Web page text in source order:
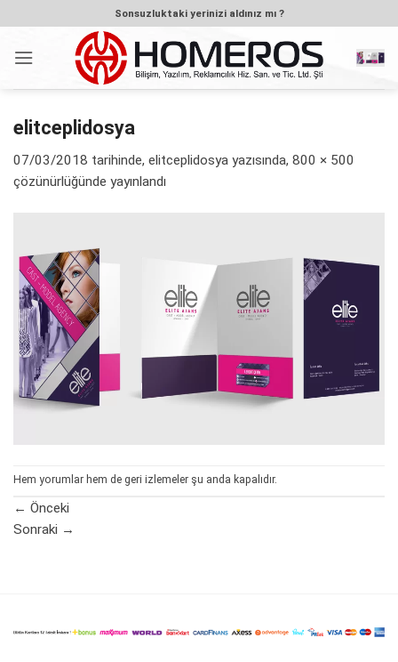
atla
Sonsuzluktaki yerinizi aldınız mı ?
elitceplidosya
07/03/2018 tarihinde, elitceplidosya yazısında, 800 × 500
çözünürlüğünde yayınlandı
Hem yorumlar hem de geri izlemeler şu anda kapalıdır.
← Önceki
Sonraki →